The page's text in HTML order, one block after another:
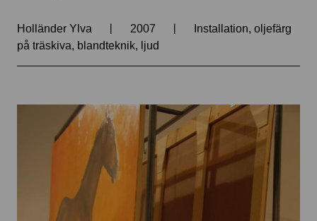
Holländer Ylva | 2007 |
Installation, oljefärg
på träskiva, blandteknik, ljud